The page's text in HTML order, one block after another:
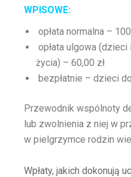
WPISOWE:
opłata normalna –
opłata ulgowa
życia) – 60,00 zł
bezpłatnie – dzieci
Przewodnik wspólnoty
lub zwolnienia z niej w
w pielgrzymce rodzin
Wpłaty, jakich dokonują